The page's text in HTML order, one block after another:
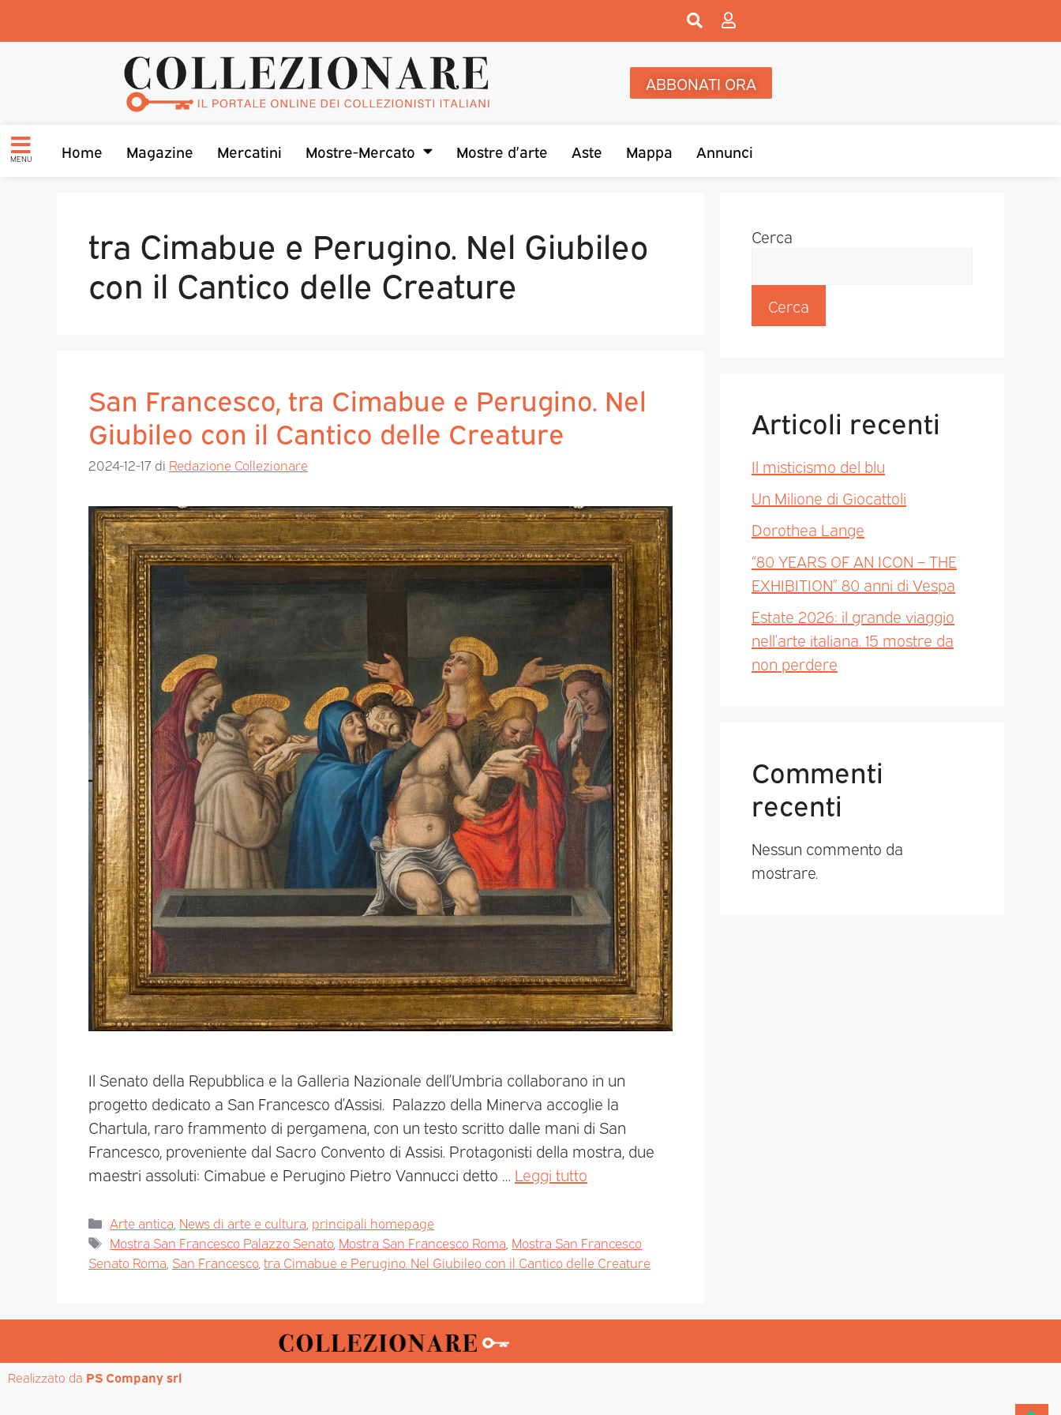
ABBONATI ORA
MENU Home Magazine Mercatini Mostre-Mercato Mostre d’arte Aste Mappa Annunci
tra Cimabue e Perugino. Nel Giubileo
con il Cantico delle Creature
San Francesco, tra Cimabue e Perugino. Nel
Giubileo con il Cantico delle Creature
2024-12-17 di Redazione Collezionare
Il Senato della Repubblica e la Galleria Nazionale dell’Umbria collaborano in un
progetto dedicato a San Francesco d’Assisi. Palazzo della Minerva accoglie la
Chartula, raro frammento di pergamena, con un testo scritto dalle mani di San
Francesco, proveniente dal Sacro Convento di Assisi. Protagonisti della mostra, due
maestri assoluti: Cimabue e Perugino Pietro Vannucci detto … Leggi tutto
Arte antica News di arte e cultura principali homepage
Mostra San Francesco Palazzo Senato, Mostra San Francesco Roma Mostra San Francesco
Senato Roma San Francesco, tra Cimabue e Perugino. Nel Giubileo con il Cantico delle Creature
Cerca
Cerca
Articoli recenti
Il misticismo del blu
Un Milione di Giocattoli
Dorothea Lange
“80 YEARS OF AN ICON – THE
EXHIBITION” 80 anni di Vespa
Estate 2026: il grande viaggio
nell’arte italiana. 15 mostre da
non perdere
Commenti
recenti
Nessun commento da
mostrare.
Realizzato da PS Company srl